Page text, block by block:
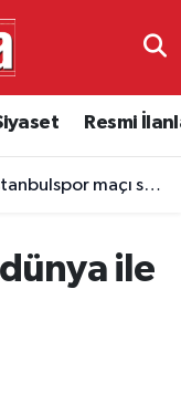
Resmi
saat kaçta, hangi kanalda?
ile